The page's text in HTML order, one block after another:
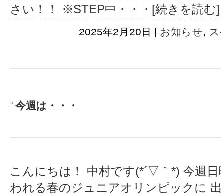
さい！！ ※STEP中 ・・・[続きを読む]
2025年2月20日 | お知らせ,
今週は・・・
こんにちは！ 中村です(*´▽｀*) 今週
われる春のジュニアオリンピックに